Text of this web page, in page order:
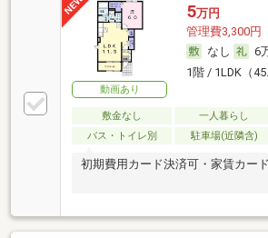
動画あり
5万円
管理費3,300円
なし
6
1階 / 1LDK（
敷金なし 一人暮らし
バス・トイレ別
駐車場(近隣含)
初期費用カード決済可・家賃カー